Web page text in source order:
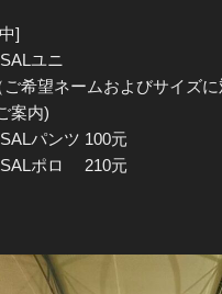
]
ユニ
希望ネームおよびサイズ
案内)
パンツ 100元
ポロ 210元